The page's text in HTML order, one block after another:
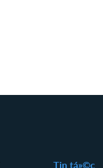
Tin tá»©c